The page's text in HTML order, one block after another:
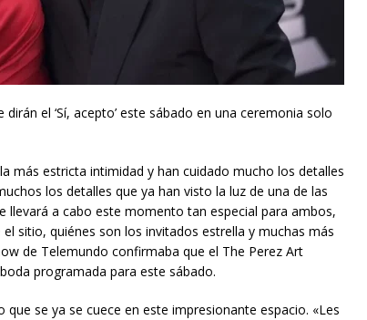
dirán el ‘Sí, acepto’ este sábado en una ceremonia solo
más estricta intimidad y han cuidado mucho los detalles
los detalles que ya han visto la luz de una de las
llevará a cabo este momento tan especial para ambos,
sitio, quiénes son los invitados estrella y muchas más
de Telemundo confirmaba que el The Perez Art
programada para este sábado.
se ya se cuece en este impresionante espacio. «Les